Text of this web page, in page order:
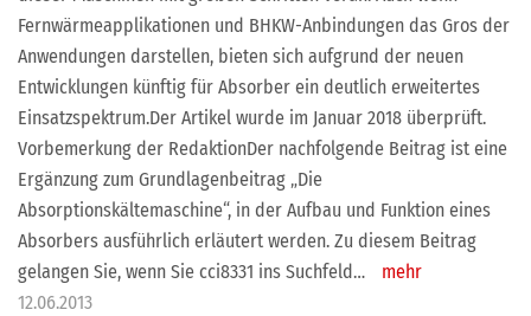
Fernwärmeapplikationen und BHKW-Anbindungen das Gros der
Anwendungen darstellen, bieten sich aufgrund der neuen
Entwicklungen künftig für Absorber ein deutlich erweitertes
Einsatzspektrum.Der Artikel wurde im Januar 2018 überprüft.
Vorbemerkung der RedaktionDer nachfolgende Beitrag ist eine
Ergänzung zum Grundlagenbeitrag „Die
Absorptionskältemaschine“, in der Aufbau und Funktion eines
Absorbers ausführlich erläutert werden. Zu diesem Beitrag
gelangen Sie, wenn Sie cci8331 ins Suchfeld…
mehr
12.06.2013